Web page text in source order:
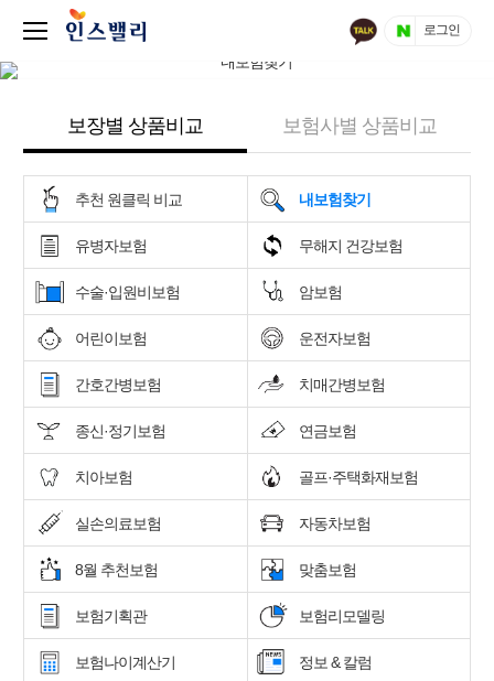
로그인
보장별 상품비교 보험사별 상품비교
추천 원클릭 비교 내보험찾기
유병자보험 무해지 건강보험
수술·입원비보험 암보험
어린이보험 운전자보험
간호간병보험 치매간병보험
종신·정기보험 연금보험
치아보험 골프·주택화재보험
실손의료보험 자동차보험
8월 추천보험 맞춤보험
보험기획관 보험리모델링
보험나이계산기 정보 & 칼럼